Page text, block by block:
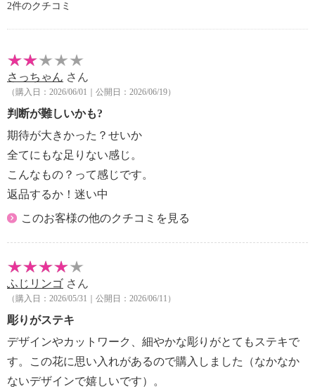
2件のクチコミ
さっちゃん さん
（購入日：2026/06/01｜公開日：2026/06/19）
判断が難しいかも?
期待が大きかった？せいか
全てにもな足りない感じ。
こんなもの？って感じです。
返品するか！迷い中
このお客様の他のクチコミを見る
ふじリンゴ さん
（購入日：2026/05/31｜公開日：2026/06/11）
彫りがステキ
デザインやカットワーク、細やかな彫りがとてもステキで
す。この花に思い入れがあるので購入しました（なかなか
ないデザインで嬉しいです）。